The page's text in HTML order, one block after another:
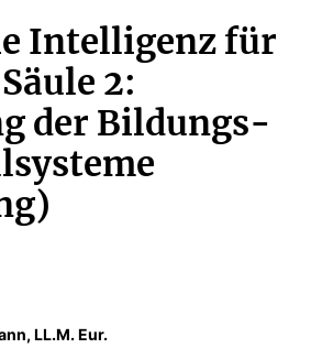
Intelligenz für
2:
der Bildungs-
LL.M. Eur.